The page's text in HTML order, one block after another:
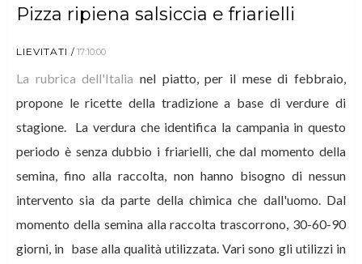
Pizza ripiena salsiccia e friarielli
LIEVITATI 17:10:00
La rubrica dell'Italia nel piatto, per il mese di febbraio,
propone le ricette della tradizione a base di verdure di
stagione.
La verdura che identifica la campania in questo
periodo è senza dubbio i friarielli, che dal momento della
semina, fino alla raccolta, non hanno bisogno di nessun
intervento sia da parte della chimica che dall'uomo. Dal
momento della semina alla raccolta trascorrono, 30-60-90
giorni, in base alla qualità utilizzata. Vari sono gli utilizzi in